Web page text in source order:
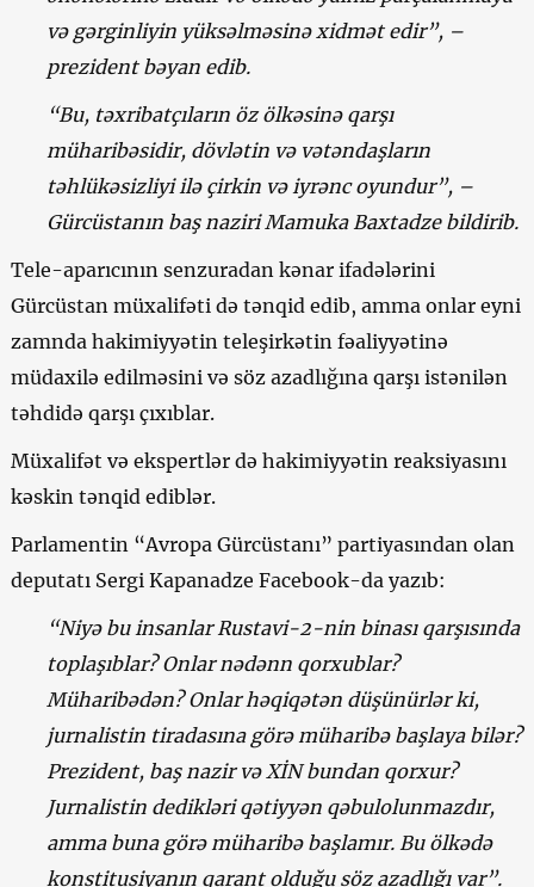
və gərginliyin yüksəlməsinə xidmət edir”, –
prezident bəyan edib.
“Bu, təxribatçıların öz ölkəsinə qarşı
müharibəsidir, dövlətin və vətəndaşların
təhlükəsizliyi ilə çirkin və iyrənc oyundur”, –
Gürcüstanın baş naziri Mamuka Baxtadze bildirib.
Tele-aparıcının senzuradan kənar ifadələrini
Gürcüstan müxalifəti də tənqid edib, amma onlar eyni
zamnda hakimiyyətin teleşirkətin fəaliyyətinə
müdaxilə edilməsini və söz azadlığına qarşı istənilən
təhdidə qarşı çıxıblar.
Müxalifət və ekspertlər də hakimiyyətin reaksiyasını
kəskin tənqid ediblər.
Parlamentin “Avropa Gürcüstanı” partiyasından olan
deputatı Sergi Kapanadze Facebook-da yazıb:
“Niyə bu insanlar Rustavi-2-nin binası qarşısında
toplaşıblar? Onlar nədənn qorxublar?
Müharibədən? Onlar həqiqətən düşünürlər ki,
jurnalistin tiradasına görə müharibə başlaya bilər?
Prezident, baş nazir və XİN bundan qorxur?
Jurnalistin dedikləri qətiyyən qəbulolunmazdır,
amma buna görə müharibə başlamır. Bu ölkədə
konstitusiyanın qarant olduğu söz azadlığı var”.